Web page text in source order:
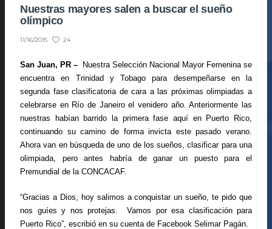
Nuestras mayores salen a buscar el sueño
olímpico
11/16/2015 24
San Juan, PR – Nuestra Selección Nacional Mayor Femenina se
encuentra en Trinidad y Tobago para desempeñarse en la
segunda fase clasificatoria de cara a las próximas olimpiadas a
celebrarse en Río de Janeiro el venidero año. Anteriormente las
nuestras habían barrido la primera fase aquí en Puerto Rico,
continuando su camino de forma invicta este pasado verano.
Ahora van en búsqueda de uno de los sueños, clasificar para una
olimpiada, pero antes habría de ganar un puesto para el
Premundial de la CONCACAF.
“Gracias a Dios, hoy salimos a conquistar un sueño, te pido que
nos guíes y nos protejas.
Vamos por esa clasificación para
Puerto Rico”, escribió en su cuenta de Facebook Selimar Pagán.